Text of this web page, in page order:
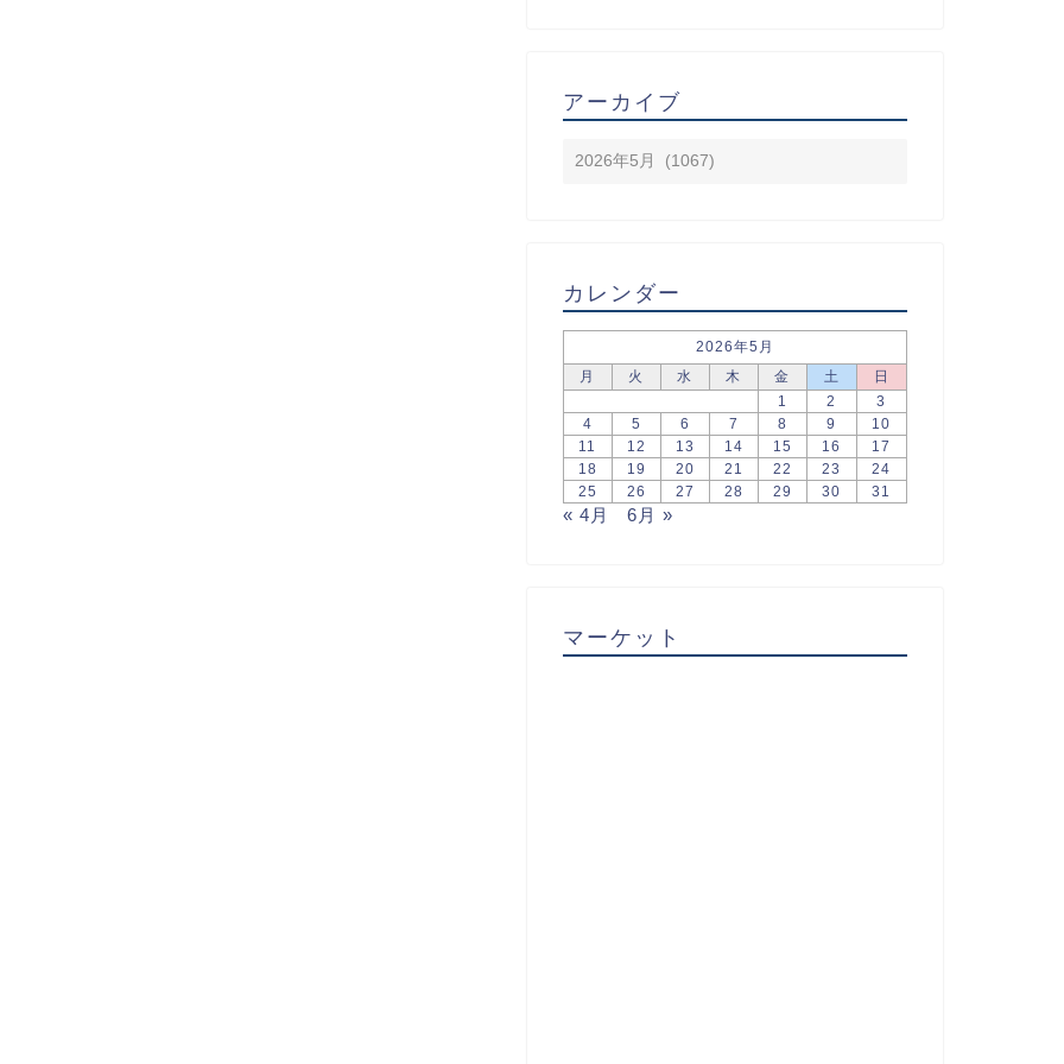
アーカイブ
カレンダー
2026年5月
月
火 水 木 金 土
日
1
2
3
4
5 6 7 8 9
10
11
12 13 14 15 16
17
18
19 20 21 22 23
24
25
26 27 28 29 30 31
« 4月 6月 »
マーケット